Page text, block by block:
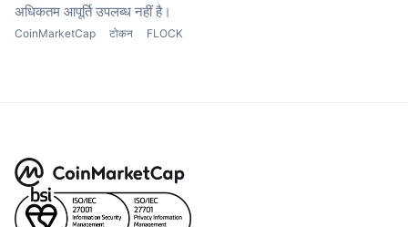
अधिकतम आपूर्ति उपलब्ध नहीं है।
CoinMarketCap टोकन FLOCK